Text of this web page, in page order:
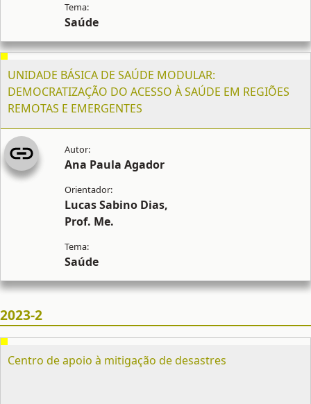
Saúde
UNIDADE BÁSICA DE SAÚDE MODULAR:
DEMOCRATIZAÇÃO DO ACESSO À SAÚDE EM REGIÕES
REMOTAS E EMERGENTES
Ana Paula Agador
Lucas Sabino Dias,
Prof. Me.
Saúde
2023-2
Centro de apoio à mitigação de desastres